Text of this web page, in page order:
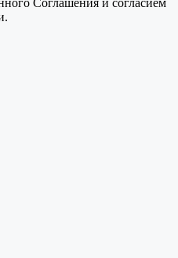
Соглашения и согласием